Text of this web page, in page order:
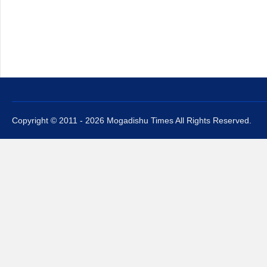
Copyright © 2011 - 2026 Mogadishu Times All Rights Reserved.